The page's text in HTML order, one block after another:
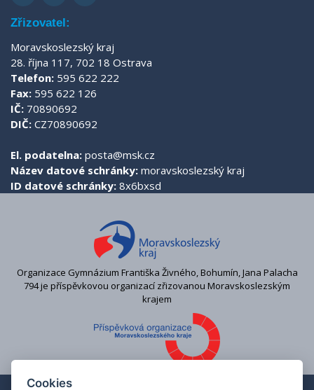
Zřizovatel:
Moravskoslezský kraj
28. října 117, 702 18 Ostrava
Telefon: 595 622 222
Fax: 595 622 126
IČ: 70890692
DIČ: CZ70890692
El. podatelna: posta@msk.cz
Název datové schránky: moravskoslezský kraj
ID datové schránky: 8x6bxsd
Organizace Gymnázium Františka Živného, Bohumín, Jana Palacha
794 je příspěvkovou organizací zřizovanou Moravskoslezským
krajem
Cookies